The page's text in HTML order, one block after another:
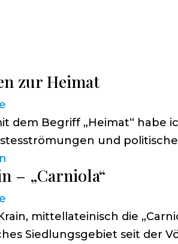
zur Heimat
dem Begriff „Heimat“ habe
und
– „Carniola“
mittellateinisch die
Siedlungsgebiet seit der